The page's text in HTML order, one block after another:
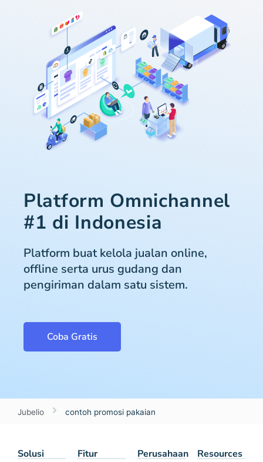
Platform Omnichannel
#1 di Indonesia
Platform buat kelola jualan online,
offline serta urus gudang dan
pengiriman dalam satu sistem.
Coba Gratis
Jubelio contoh promosi pakaian
Solusi Fitur Perusahaan Resources